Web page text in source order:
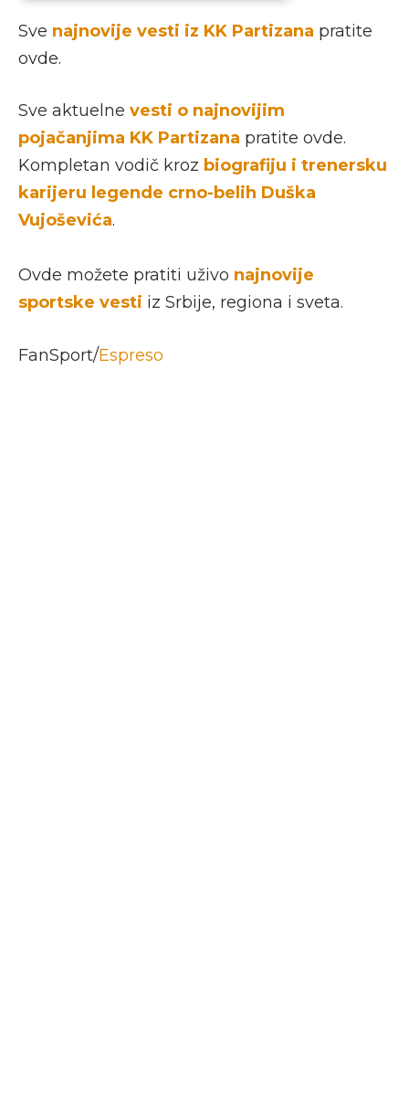
Sve najnovije vesti iz KK Partizana pratite
ovde.
Sve aktuelne vesti o najnovijim
pojačanjima KK Partizana pratite ovde.
Kompletan vodič kroz biografiju i trenersku
karijeru legende crno-belih Duška
Vujoševića.
Ovde možete pratiti uživo najnovije
sportske vesti iz Srbije, regiona i sveta.
FanSport/Espreso